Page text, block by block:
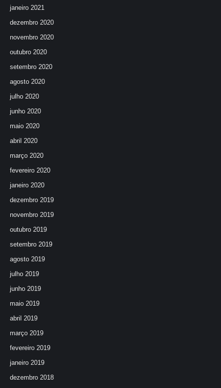
janeiro 2021
dezembro 2020
novembro 2020
outubro 2020
setembro 2020
agosto 2020
julho 2020
junho 2020
maio 2020
abril 2020
março 2020
fevereiro 2020
janeiro 2020
dezembro 2019
novembro 2019
outubro 2019
setembro 2019
agosto 2019
julho 2019
junho 2019
maio 2019
abril 2019
março 2019
fevereiro 2019
janeiro 2019
dezembro 2018